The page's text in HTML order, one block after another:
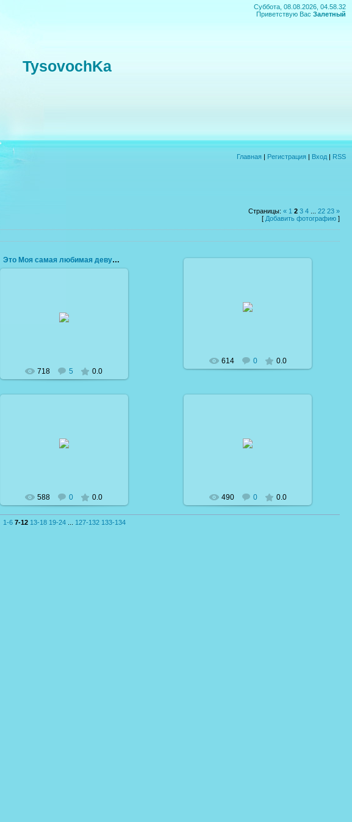
Суббота, 08.08.2026, 04.58.32
Приветствую Вас Залетный
TysovochKa
Главная | Регистрация | Вход | RSS
Страницы: « 1 2 3 4 22 23 »
[ Добавить фотографию ]
Это Моя самая любимая девушка кроме Леры!
718 5 0.0
614 0 0.0
588 0 0.0 490 0 0.0
1-6 7-12 13-18 19-24 127-132 133-134